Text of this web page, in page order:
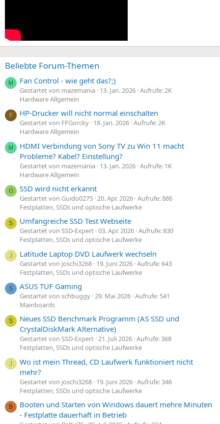
Beliebte Forum-Themen
M Fan Control - wie geht das?;)
Gestartet von mazemania 13. Jan. 2026 Aufrufe: 2K
Hardware Allgemein
F HP-Drucker will nicht normal einschalten
Gestartet von FFGorcky 18. Jan. 2026 Aufrufe: 2K
Hardware Allgemein
M
HDMI Verbindung von Sony TV zu Win 11 macht
Probleme? Kabel? Einstellung?
Gestartet von mazemania 13. Jan. 2026 Aufrufe: 1K
Hardware Allgemein
G SSD wird nicht erkannt
Gestartet von Guido0275 20. Apr. 2026 Aufrufe: 886
Festplatten, SSDs und optische Laufwerke
S Umfangreiche SSD Test Webseite
Gestartet von SSD-Expert 03. Apr. 2026 Aufrufe: 830
Festplatten, SSDs und optische Laufwerke
J Latitude Laptop DVD Laufwerk wechseln
Gestartet von joschi3268 19. Juni 2026 Aufrufe: 643
Festplatten, SSDs und optische Laufwerke
S ASUS TUF Gaming
Gestartet von schbuggy 29. Mai 2026 Aufrufe: 541
Mainboards
S
Neues SSD Benchmark Programm (AS SSD und
CrystalDiskMark Alternative)
Gestartet von SSD-Expert 21. Juli 2026 Aufrufe: 368
Festplatten, SSDs und optische Laufwerke
J
Wo ist mein Thread, CD Laufwerk funktioniert nicht
mehr?
Gestartet von joschi3268 19. Juni 2026 Aufrufe: 346
Festplatten, SSDs und optische Laufwerke
B
Booten und Starten von Windows dauert mehre Minuten
- Festplatte dauerhaft in Betrieb